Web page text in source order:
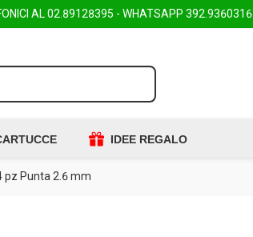
AL 02.89128395 - WHATSAPP 392.9360316
IDEE REGALO
pz Punta 2.6 mm